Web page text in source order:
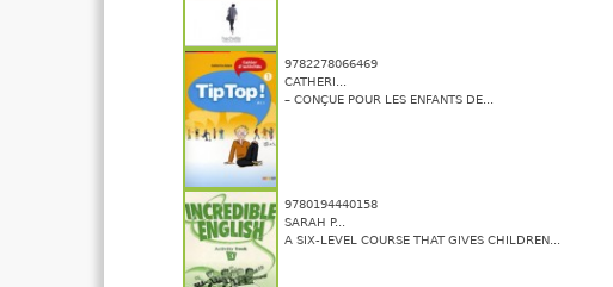
9782278066469
CATHERI...
– CONÇUE POUR LES ENFANTS DE...
9780194440158
SARAH P...
A SIX-LEVEL COURSE THAT GIVES CHILDREN...